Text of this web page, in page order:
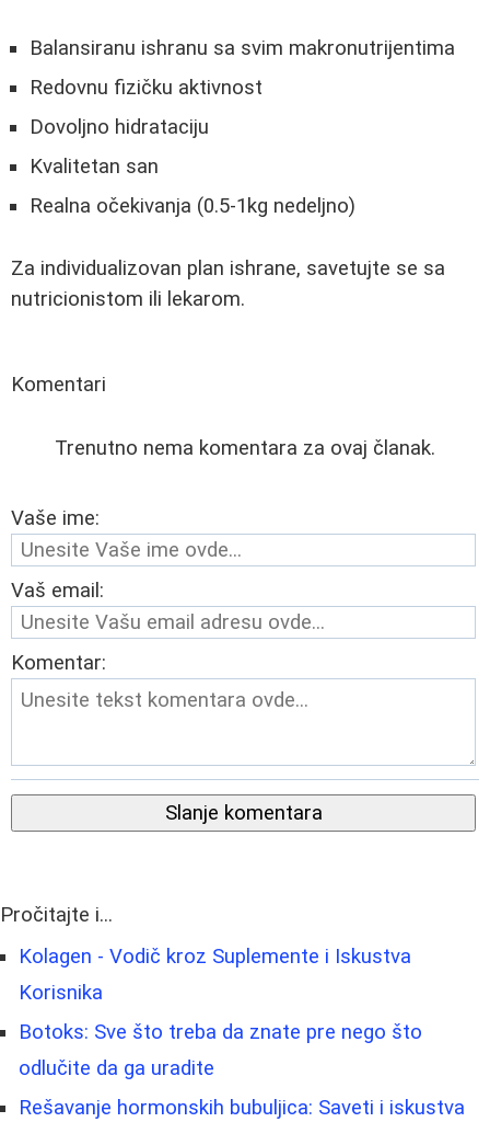
Balansiranu ishranu sa svim makronutrijentima
Redovnu fizičku aktivnost
Dovoljno hidrataciju
Kvalitetan san
Realna očekivanja (0.5-1kg nedeljno)
Za individualizovan plan ishrane, savetujte se sa
nutricionistom ili lekarom.
Komentari
Trenutno nema komentara za ovaj članak.
Vaše ime:
Vaš email:
Komentar:
Slanje komentara
Pročitajte i...
Kolagen - Vodič kroz Suplemente i Iskustva
Korisnika
Botoks: Sve što treba da znate pre nego što
odlučite da ga uradite
Rešavanje hormonskih bubuljica: Saveti i iskustva